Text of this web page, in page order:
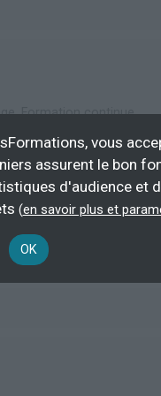
Formation continue,
d'informations
LIVE
vous
assurent le bon
d'audience et
(en savoir plus et
OK